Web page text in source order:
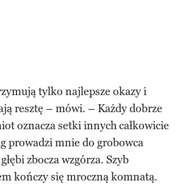
tylko najlepsze okazy i
resztę – mówi. – Każdy dobrze
oznacza setki innych całkowicie
prowadzi mnie do grobowca
zbocza wzgórza. Szyb
kończy się mroczną komnatą.